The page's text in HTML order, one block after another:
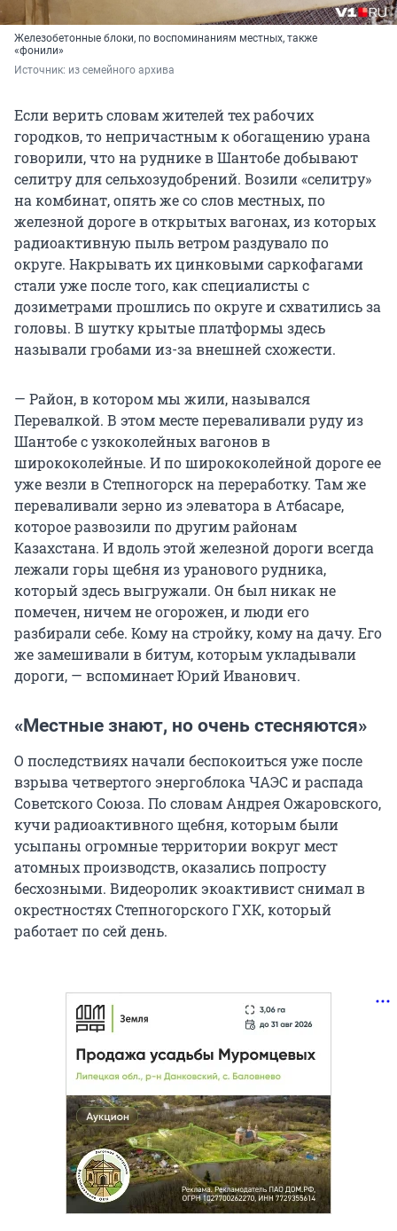
Железобетонные блоки, по воспоминаниям местных, также
«фонили»
Источник: из семейного архива
Если верить словам жителей тех рабочих
городков, то непричастным к обогащению урана
говорили, что на руднике в Шантобе добывают
селитру для сельхозудобрений. Возили «селитру»
на комбинат, опять же со слов местных, по
железной дороге в открытых вагонах, из которых
радиоактивную пыль ветром раздувало по
округе. Накрывать их цинковыми саркофагами
стали уже после того, как специалисты с
дозиметрами прошлись по округе и схватились за
головы. В шутку крытые платформы здесь
называли гробами из-за внешней схожести.
— Район, в котором мы жили, назывался
Перевалкой. В этом месте переваливали руду из
Шантобе с узкоколейных вагонов в
ширококолейные. И по ширококолейной дороге ее
уже везли в Степногорск на переработку. Там же
переваливали зерно из элеватора в Атбасаре,
которое развозили по другим районам
Казахстана. И вдоль этой железной дороги всегда
лежали горы щебня из уранового рудника,
который здесь выгружали. Он был никак не
помечен, ничем не огорожен, и люди его
разбирали себе. Кому на стройку, кому на дачу. Его
же замешивали в битум, которым укладывали
дороги, — вспоминает Юрий Иванович.
«Местные знают, но очень стесняются»
О последствиях начали беспокоиться уже после
взрыва четвертого энергоблока ЧАЭС и распада
Советского Союза. По словам Андрея Ожаровского,
кучи радиоактивного щебня, которым были
усыпаны огромные территории вокруг мест
атомных производств, оказались попросту
бесхозными. Видеоролик экоактивист снимал в
окрестностях Степногорского ГХК, который
работает по сей день.